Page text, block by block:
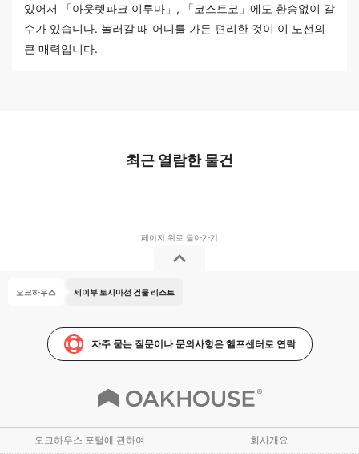
있어서 「아웃렛파크 이루마」, 「코스트코」에도 환승없이 갈
수가 있습니다. 놀러갈 때 어디를 가든 편리한 것이 이 노선의
큰 매력입니다.
최근 열람한 물건
오크하우스 세이부 토시마선 건물 리스트
자주 묻는 질문이나 문의사항은 헬프센터로 연락
오크하우스 포털에 관하여 회사개요